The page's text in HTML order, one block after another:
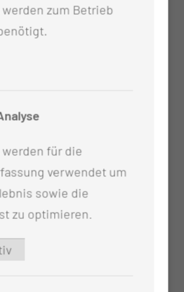
und Entzündungdiagnostik
Antigranulozyten,
sowie speziellen
(Samarium, Xofigo)
zum Betrieb
für die
verwendet um
sowie die
zu optimieren.